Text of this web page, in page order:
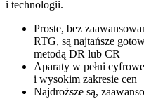
i technologii.
Proste, bez
RTG, są najtańsze
metodą DR lub CR
Aparaty w pełni
i wysokim zakresie cen
Najdroższe są,